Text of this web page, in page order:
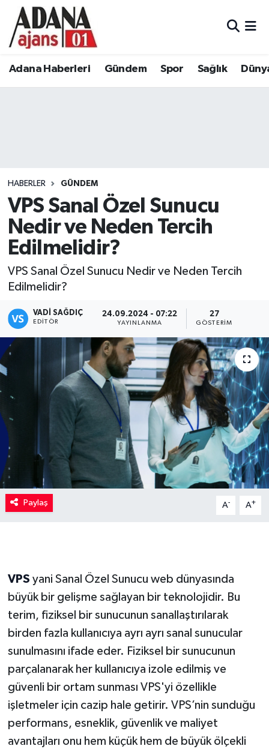
Adana Haberleri Gündem Spor Sağlık
HABERLER GÜNDEM
VPS Sanal Özel Sunucu
Nedir ve Neden Tercih
Edilmelidir?
VPS Sanal Özel Sunucu Nedir ve Neden Tercih
Edilmelidir?
VADI SAĞDIÇ
EDITÖR
24.09.2024 - 07:22
YAYINLANMA
27
GÖSTERIM
Paylaş A- A+
VPS yani Sanal Özel Sunucu web dünyasında
büyük bir gelişme sağlayan bir teknolojidir. Bu
terim, fiziksel bir sunucunun sanallaştırılarak
birden fazla kullanıcıya ayrı ayrı sanal sunucular
sunulmasını ifade eder. Fiziksel bir sunucunun
parçalanarak her kullanıcıya izole edilmiş ve
güvenli bir ortam sunması VPS'yi özellikle
işletmeler için cazip hale getirir. VPS’nin sunduğu
performans, esneklik, güvenlik ve maliyet
avantajları onu hem küçük hem de büyük ölçekli
Adana Haberleri
Eğitim
Siyaset
Kadın
Magazin
Adana Nöbetçi Eczaneler
Tüm Manşetler
Son Dakika Haberleri